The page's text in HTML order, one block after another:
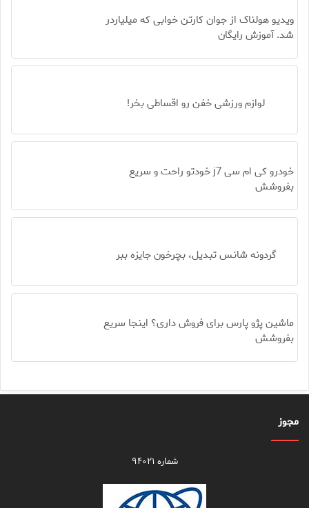
ویدیو هولناک از جوان کارتن خوابی که میلیاردر
شد. آموزش رایگان
لوازم ورزشی خفن رو اقساطی بخر!
خودرو کی ام سی j7 خودتو راحت و سریع
بفروشش
گردونه شانس تبدیل، بچرخون جایزه ببر
ماشین پژو پارس برای فروش داری؟ اینجا سریع
بفروشش
مجوز
شماره ۹۴۰۲۱